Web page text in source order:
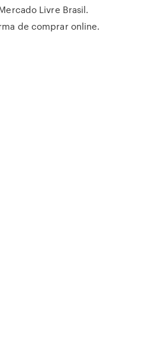
Livre Brasil.
de comprar online.